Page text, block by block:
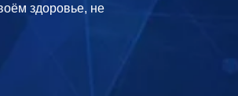
здоровье, не